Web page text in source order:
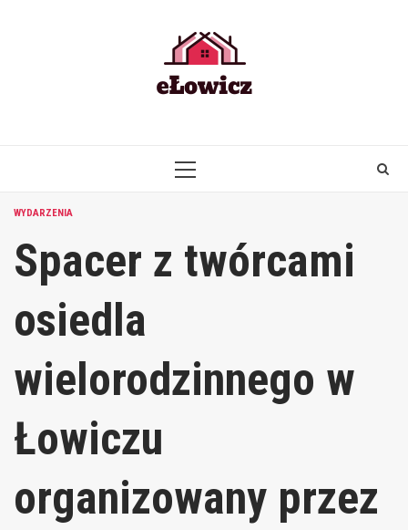
PRIMARY
WYDARZENIA
Spacer z twórcami
osiedla
wielorodzinnego w
Łowiczu
organizowany przez